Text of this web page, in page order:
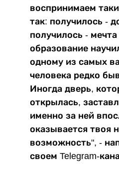
воспринимаем
так: получилось -
получилось -
образование
одному из самых
человека редко
Иногда дверь,
открылась,
именно за ней
оказывается твоя
возможность", -
своем Telegram-